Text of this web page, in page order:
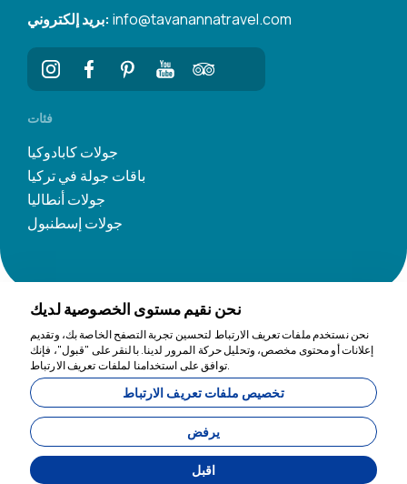
بريد إلكتروني: info@tavanannatravel.com
فئات
جولات كابادوكيا
باقات جولة في تركيا
جولات أنطاليا
جولات إسطنبول
11200
طورت بواسطة
نحن نقيم مستوى الخصوصية لديك
نحن نستخدم ملفات تعريف الارتباط لتحسين تجربة التصفح الخاصة بك، وتقديم
إعلانات أو محتوى مخصص، وتحليل حركة المرور لدينا. بالنقر على "قبول"، فإنك
توافق على استخدامنا لملفات تعريف الارتباط.
تخصيص ملفات تعريف الارتباط
يرفض
اقبل
نحن هنا للمساعدة